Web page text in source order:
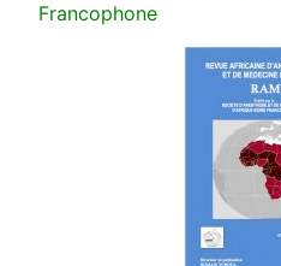
Francophone